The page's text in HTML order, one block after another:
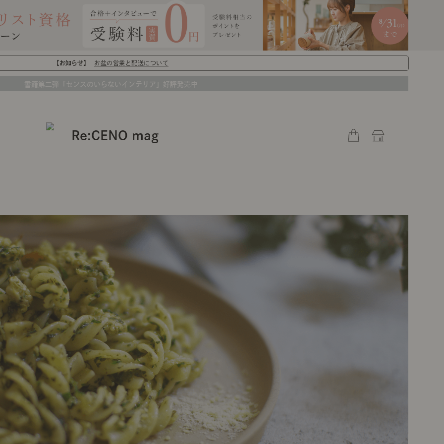
【お知らせ】 お盆の営業と配送について
書籍第二弾「センスのいらないインテリア」好評発売中